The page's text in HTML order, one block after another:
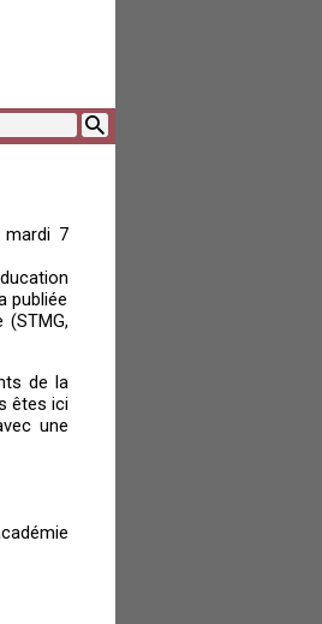
mardi 7
publiée
de la
êtes ici
une